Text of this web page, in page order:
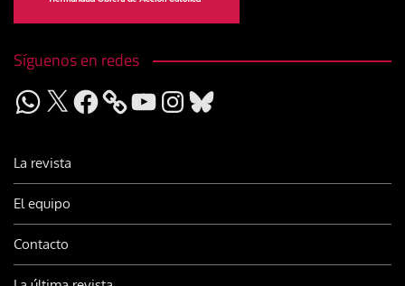
Síguenos en redes
WhatsApp
X Facebook YouTubeInstagram
Bluesky
La revista
El equipo
Contacto